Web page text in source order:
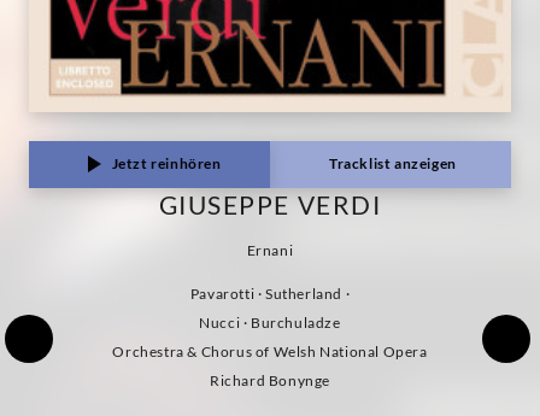
Jetzt reinhören Tracklist anzeigen
GIUSEPPE VERDI
Ernani
Pavarotti · Sutherland ·
Nucci · Burchuladze
Orchestra & Chorus of Welsh National Opera
Richard Bonynge